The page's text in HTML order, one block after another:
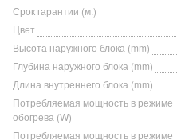
Срок гарантии (м.)
Цвет
Высота наружного блока (mm)
Глубина наружного блока (mm)
Длина внутреннего блока (mm)
Потребляемая мощность в режиме
обогрева (W)
Потребляемая мощность в режиме